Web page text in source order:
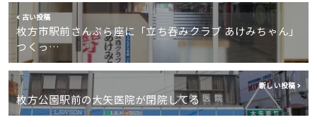
古い投稿
枚方市駅前さんぷら座に「立ち呑みクラブ あけみちゃん」
つくっ…
新しい投稿
枚方公園駅前の大矢医院が閉院してる